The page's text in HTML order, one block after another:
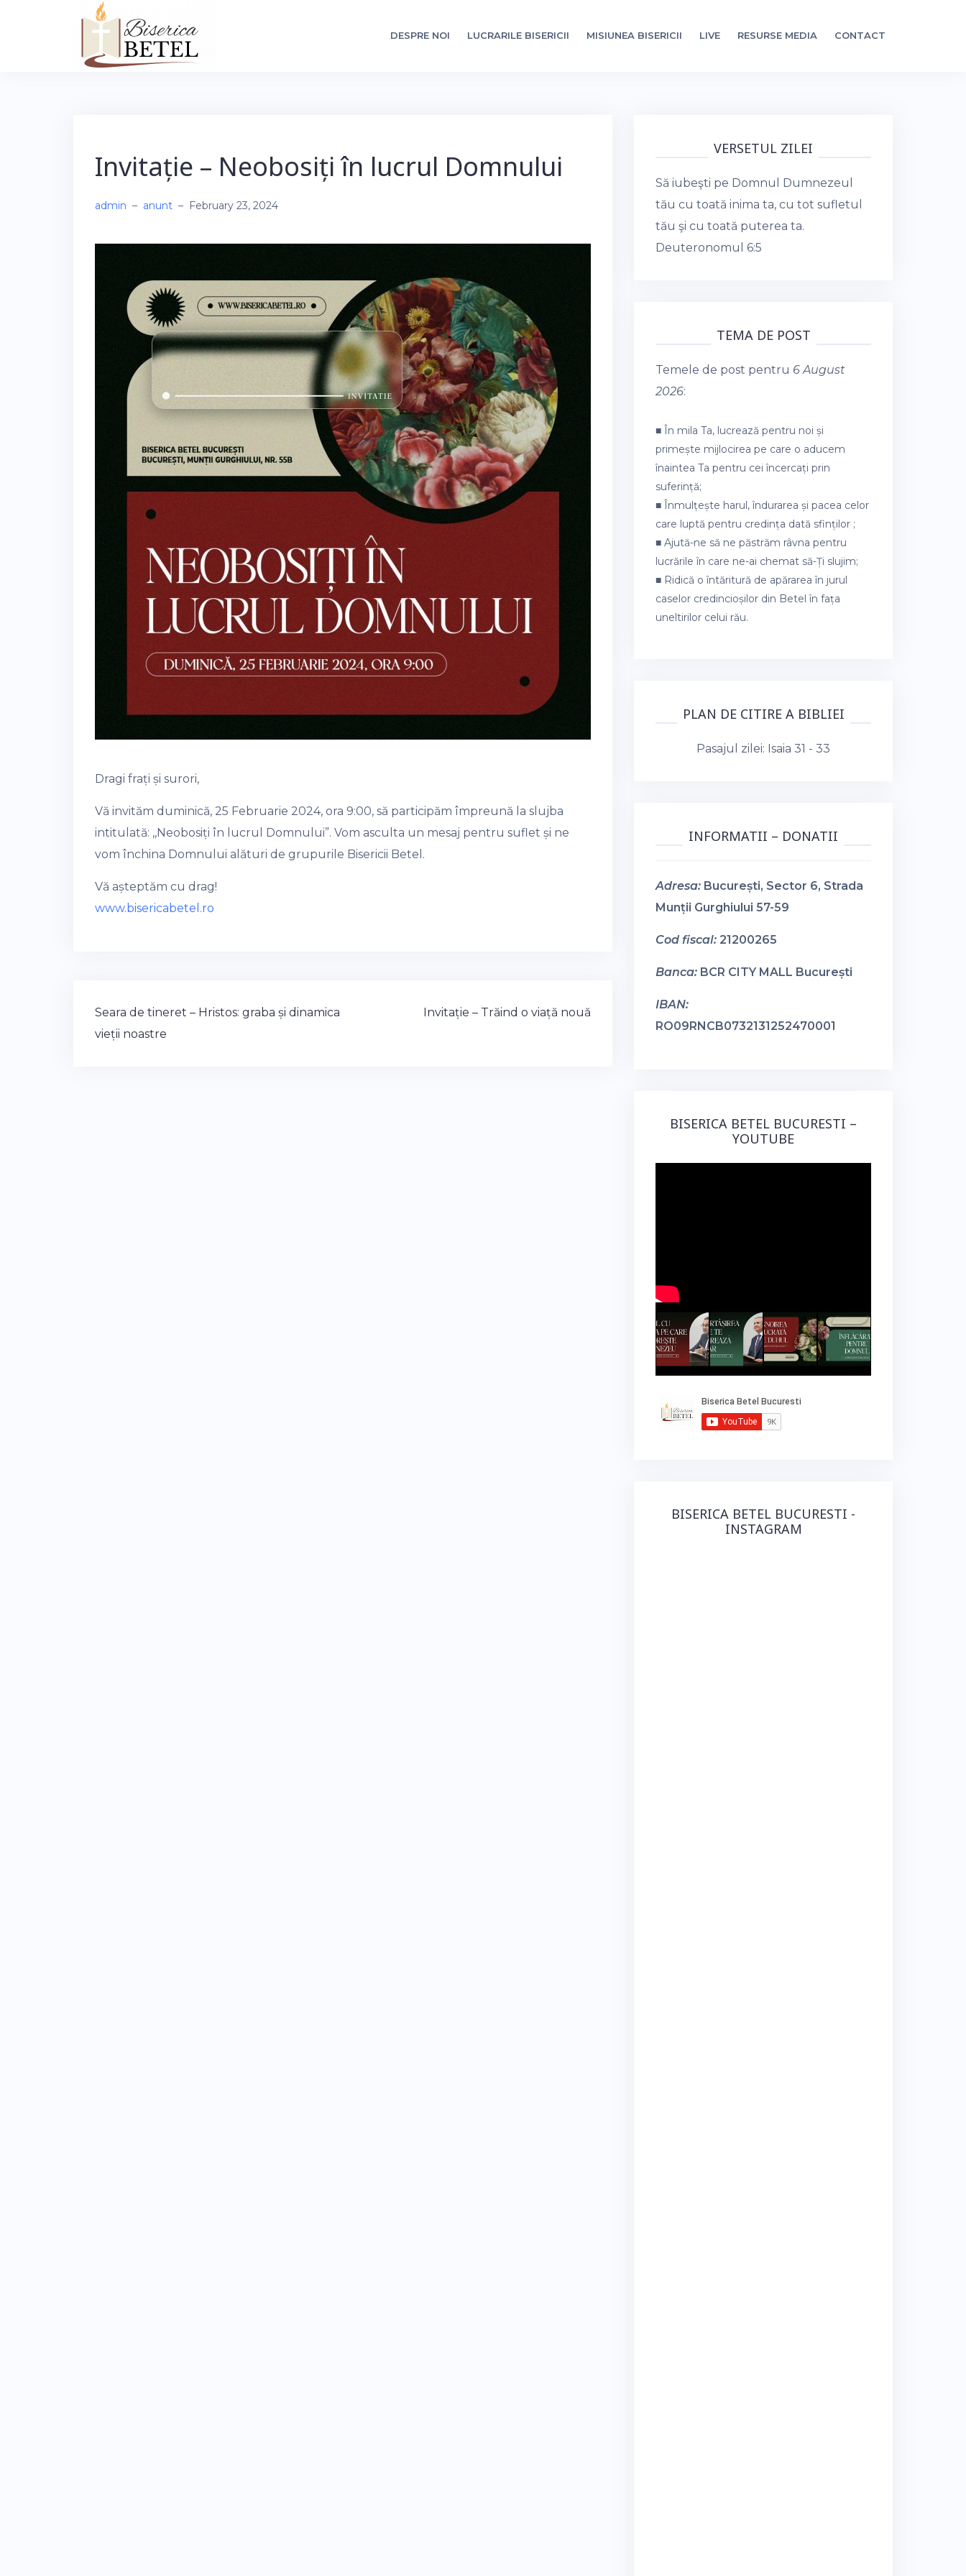
DESPRE NOI LUCRARILE BISERICII MISIUNEA BISERICII LIVE RESURSE MEDIA CONTACT
Invitație – Neobosiți în lucrul Domnului
admin – anunt – February 23, 2024
Dragi frați și surori,
Vă invităm duminică, 25 Februarie 2024, ora 9:00, să participăm împreună la slujba
intitulată: ,,Neobosiți în lucrul Domnului”. Vom asculta un mesaj pentru suflet și ne
vom închina Domnului alături de grupurile Bisericii Betel.
Vă așteptăm cu drag!
www.bisericabetel.ro
Post
navigation
Seara de tineret – Hristos: graba și dinamica
vieții noastre
Invitație – Trăind o viață nouă
VERSETUL ZILEI
Să iubeşti pe Domnul Dumnezeul
tău cu toată inima ta, cu tot sufletul
tău şi cu toată puterea ta.
Deuteronomul 6:5
TEMA DE POST
Temele de post pentru 6 August
2026:
■ În mila Ta, lucrează pentru noi și
primește mijlocirea pe care o aducem
înaintea Ta pentru cei încercați prin
suferință;
■ Înmulțește harul, îndurarea și pacea celor
care luptă pentru credința dată sfinților ;
■ Ajută-ne să ne păstrăm râvna pentru
lucrările în care ne-ai chemat să-Ți slujim;
■ Ridică o întăritură de apărarea în jurul
caselor credincioșilor din Betel în fața
uneltirilor celui rău.
PLAN DE CITIRE A BIBLIEI
Pasajul zilei: Isaia 31 - 33
INFORMATII – DONATII
Adresa: București, Sector 6, Strada
Munții Gurghiului 57-59
Cod fiscal: 21200265
Banca: BCR CITY MALL București
IBAN:
RO09RNCB0732131252470001
BISERICA BETEL BUCURESTI –
YOUTUBE
BISERICA BETEL BUCURESTI -
INSTAGRAM